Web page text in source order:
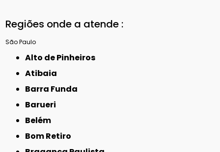
Regiões onde a atende :
São Paulo
Alto de Pinheiros
Atibaia
Barra Funda
Barueri
Belém
Bom Retiro